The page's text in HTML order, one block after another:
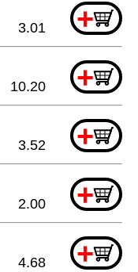
+
3.01
+
10.20
+
3.52
+
2.00
+
4.68